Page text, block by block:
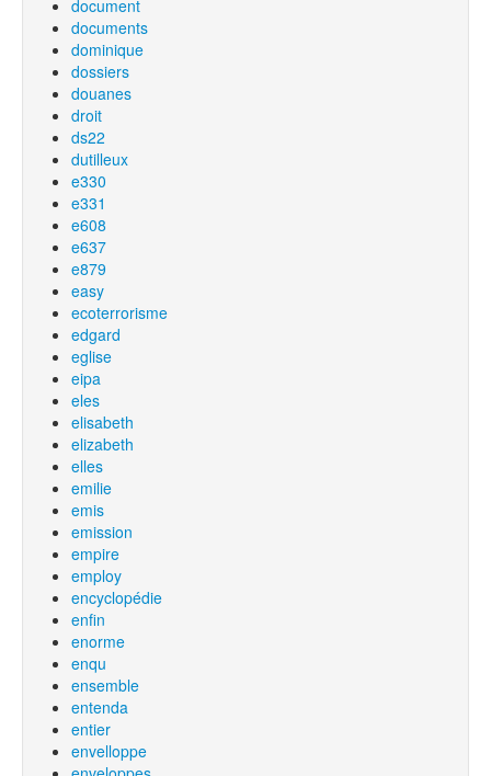
document
documents
dominique
dossiers
douanes
droit
ds22
dutilleux
e330
e331
e608
e637
e879
easy
ecoterrorisme
edgard
eglise
eipa
eles
elisabeth
elizabeth
elles
emilie
emis
emission
empire
employ
encyclopédie
enfin
enorme
enqu
ensemble
entenda
entier
envelloppe